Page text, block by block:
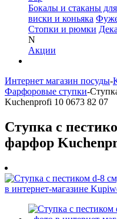
Бокалы и стаканы
виски и коньяка
Стопки и рюмки
N
Акции
Интернет магазин посуды-
Фарфоровые ступки-
Kuchenprofi 10 0673 82 07
Ступка с
фарфор